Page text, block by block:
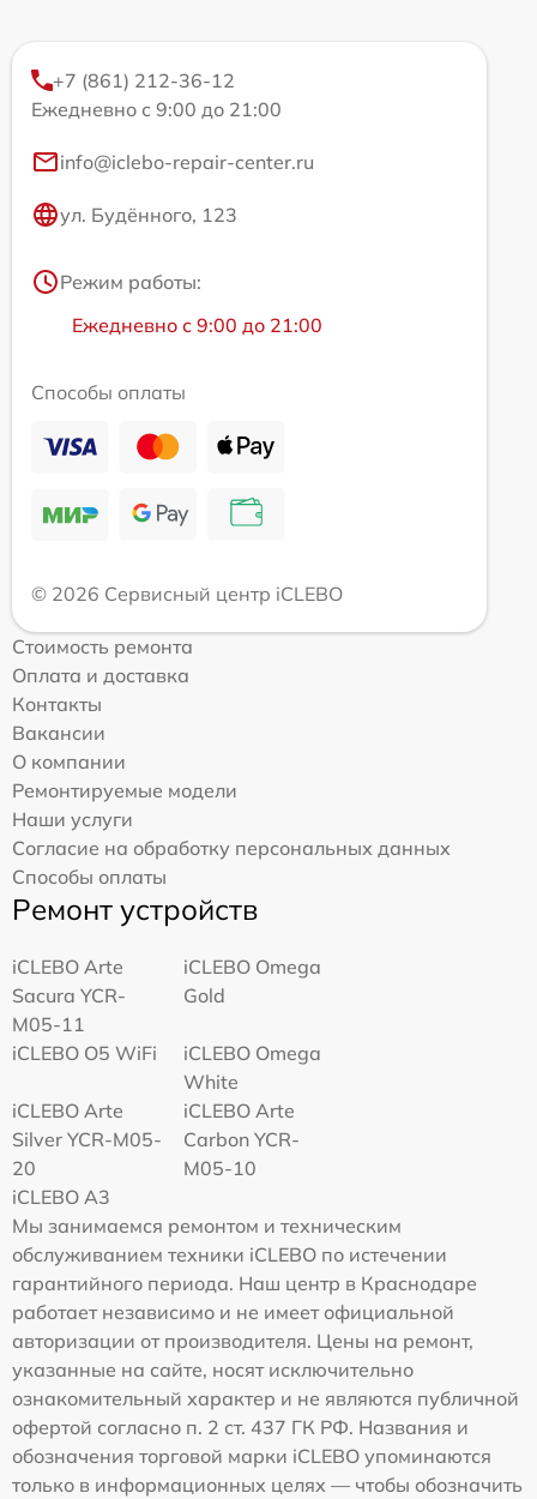
+7 (861) 212-36-12
Ежедневно с 9:00 до 21:00
info@iclebo-repair-center.ru
ул. Будённого, 123
Режим работы:
Ежедневно с 9:00 до 21:00
Способы оплаты
© 2026 Сервисный центр iCLEBO
Стоимость ремонта
Оплата и доставка
Контакты
Вакансии
О компании
Ремонтируемые модели
Наши услуги
Согласие на обработку персональных данных
Способы оплаты
Ремонт устройств
iCLEBO Arte
Sacura YCR-
M05-11
iCLEBO Omega
Gold
iCLEBO O5 WiFi
iCLEBO Omega
White
iCLEBO Arte
Silver YCR-M05-
20
iCLEBO Arte
Carbon YCR-
M05-10
iCLEBO A3
Мы занимаемся ремонтом и техническим
обслуживанием техники iCLEBO по истечении
гарантийного периода. Наш центр в Краснодаре
работает независимо и не имеет официальной
авторизации от производителя. Цены на ремонт,
указанные на сайте, носят исключительно
ознакомительный характер и не являются публичной
офертой согласно п. 2 ст. 437 ГК РФ. Названия и
обозначения торговой марки iCLEBO упоминаются
только в информационных целях — чтобы обозначить